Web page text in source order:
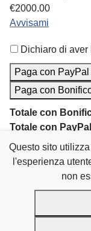
€2000.00
Avvisami
Dichiaro di aver
Paga con PayPal
Paga con
Totale con
Totale con
Dettagli
Scritto da
promozioni
Questo sito
l'esperienza
non